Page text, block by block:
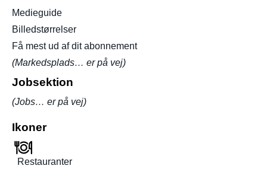
Medieguide
Billedstørrelser
Få mest ud af dit abonnement
(Markedsplads… er på vej)
Jobsektion
(Jobs… er på vej)
Ikoner
Restauranter